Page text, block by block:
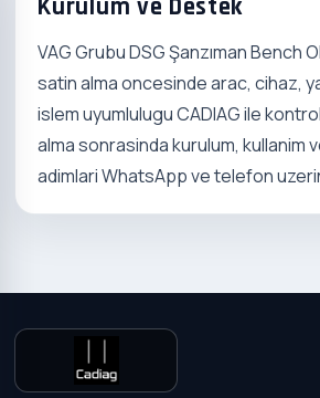
Kurulum ve Destek
VAG Grubu DSG Şanzıman Bench
satin alma oncesinde arac, cihaz,
islem uyumlulugu CADIAG ile
alma sonrasinda kurulum, kullanim
adimlari WhatsApp ve telefon